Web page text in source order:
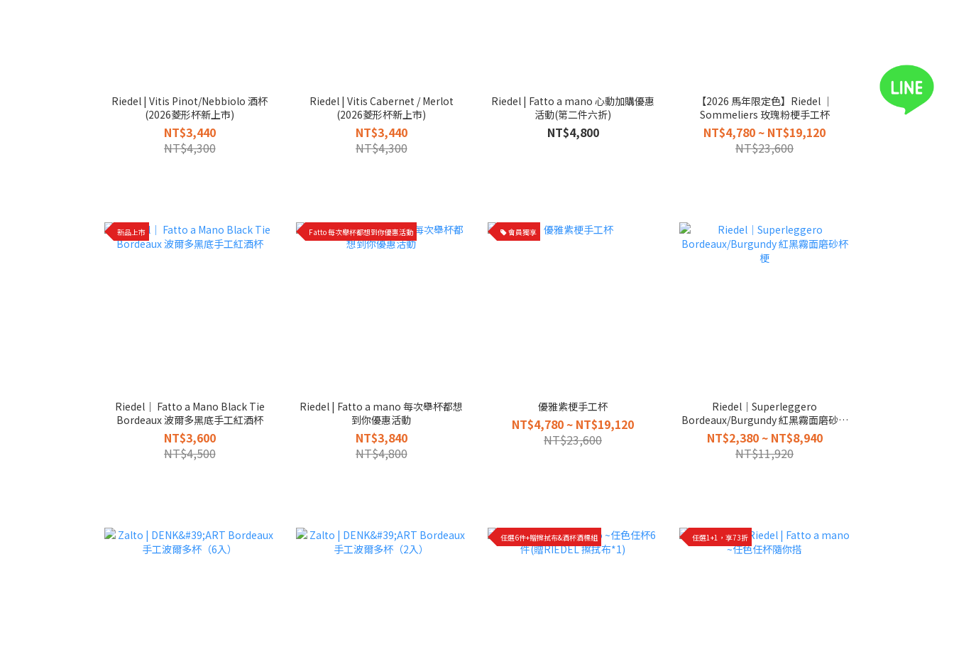
Riedel | Vitis Pinot/Nebbiolo 酒杯
(2026菱形杯新上市)
NT$3,440
NT$4,300
Riedel | Vitis Cabernet / Merlot
(2026菱形杯新上市)
NT$3,440
NT$4,300
Riedel | Fatto a mano 心動加購優惠
活動(第二件六折)
NT$4,800
【2026 馬年限定色】Riedel │
Sommeliers 玫瑰粉梗手工杯
NT$4,780 ~ NT$19,120
NT$23,600
新品上市
Riedel｜ Fatto a Mano Black Tie
Bordeaux 波爾多黑底手工紅酒杯
NT$3,600
NT$4,500
Fatto 每次舉杯都想到你優惠活動
Riedel | Fatto a mano 每次舉杯都想
到你優惠活動
NT$3,840
NT$4,800
會員獨享
優雅紫梗手工杯
NT$4,780 ~ NT$19,120
NT$23,600
Riedel｜Superleggero
Bordeaux/Burgundy 紅黑霧面磨砂杯
NT$2,380 ~ NT$8,940
NT$11,920
任選6件+贈擦拭布&酒杯酒標組 任選1+1，享73折